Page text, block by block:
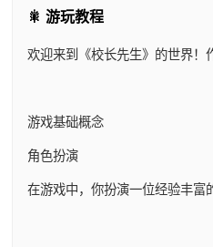
🎇 游玩教程
欢迎来到《校长先生》的世界！
游戏基础概念
角色扮演
在游戏中，你扮演一位经验丰富